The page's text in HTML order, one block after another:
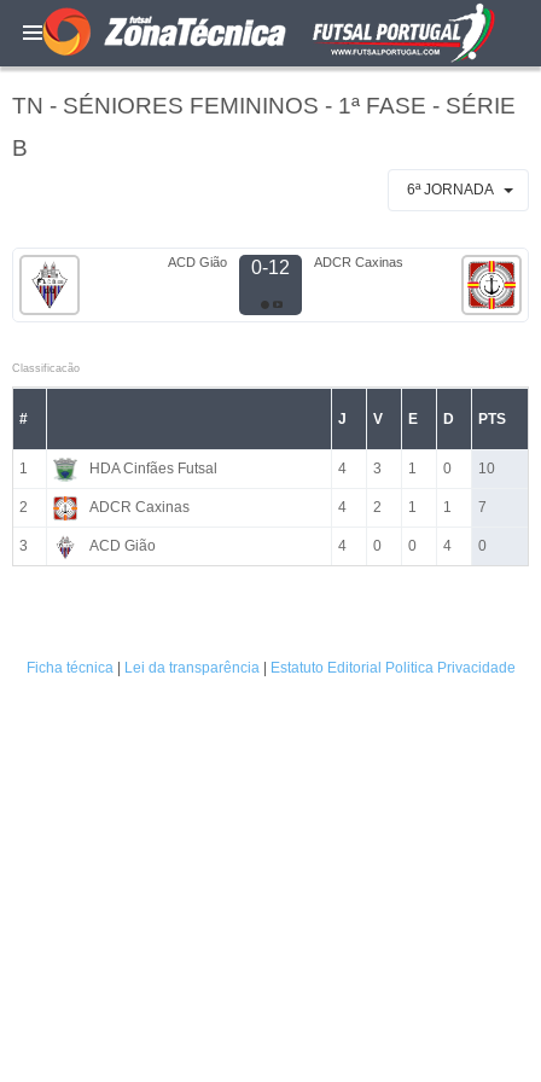
TN - SÉNIORES FEMININOS - 1ª FASE - SÉRIE
B
6ª JORNADA
ACD Gião 0-12 ADCR Caxinas
Classificacão
# J V E D PTS
1 HDA Cinfães Futsal 4 3 1 0 10
2 ADCR Caxinas 4 2 1 1 7
3 ACD Gião 4 0 0 4 0
Ficha técnica| Lei da transparência| Estatuto Editorial Politica Privacidade